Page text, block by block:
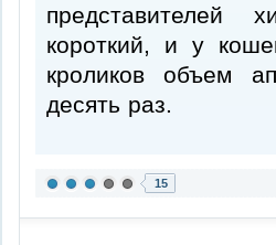
представителей
короткий, и у
кроликов объем
десять раз.
15